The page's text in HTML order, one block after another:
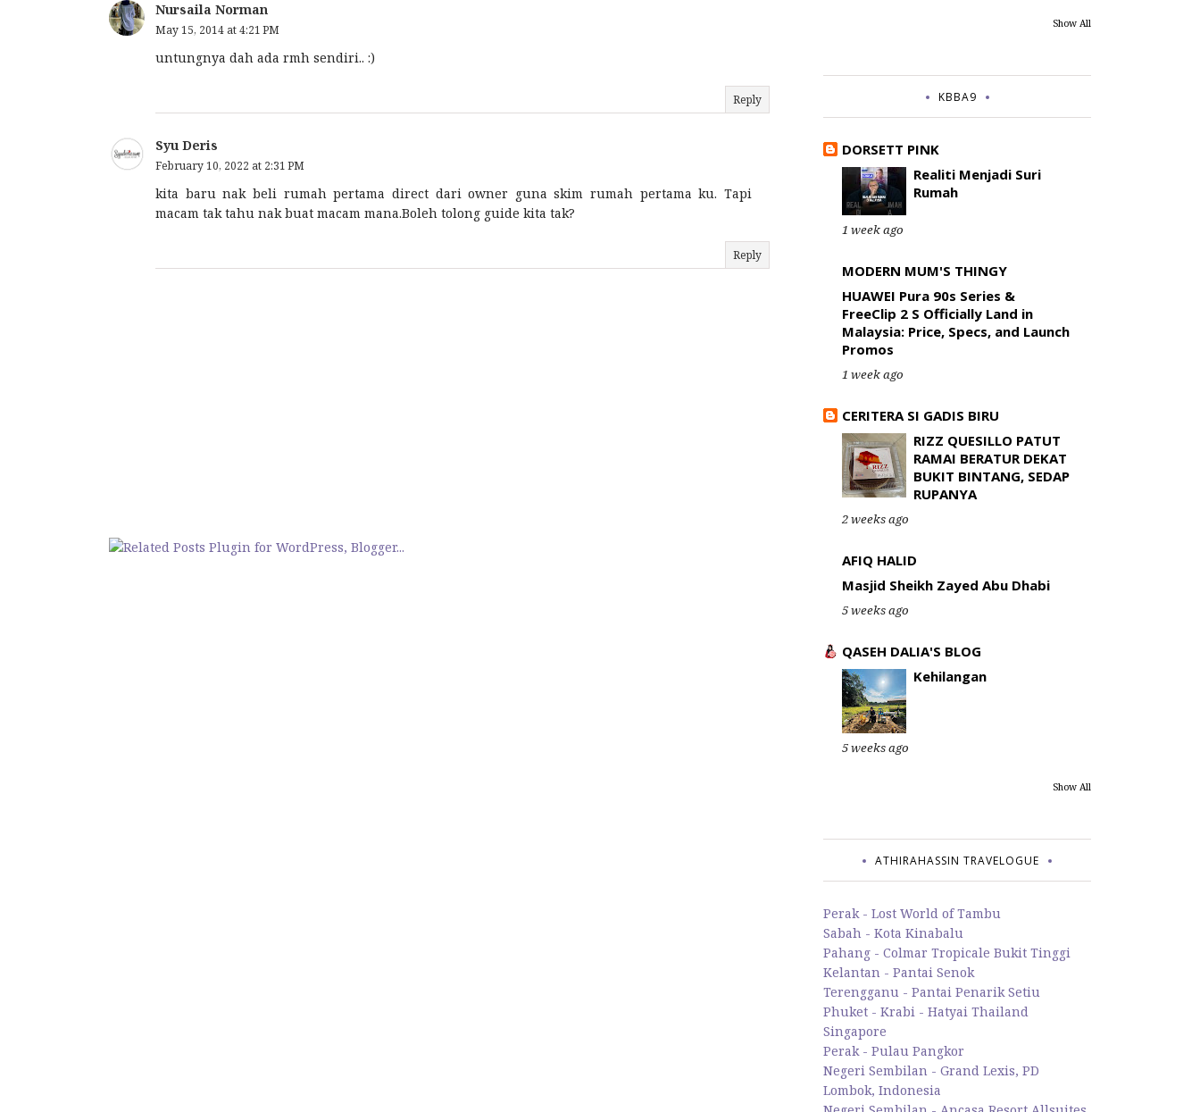
Nursaila Norman
May 15, 2014 at 4:21 PM
untungnya dah ada rmh sendiri.. :)
Reply
Syu Deris
February 10, 2022 at 2:31 PM
kita baru nak beli rumah pertama direct dari owner guna skim rumah pertama ku. Tapi
macam tak tahu nak buat macam mana.Boleh tolong guide kita tak?
Reply
Show All
KBBA9
DORSETT PINK
Realiti Menjadi Suri
Rumah
1 week ago
MODERN MUM'S THINGY
HUAWEI Pura 90s Series &
FreeClip 2 S Officially Land in
Malaysia: Price, Specs, and Launch
Promos
1 week ago
CERITERA SI GADIS BIRU
RIZZ QUESILLO PATUT
RAMAI BERATUR DEKAT
BUKIT BINTANG, SEDAP
RUPANYA
2 weeks ago
AFIQ HALID
Masjid Sheikh Zayed Abu Dhabi
5 weeks ago
QASEH DALIA'S BLOG
Kehilangan
5 weeks ago
Show All
ATHIRAHASSIN TRAVELOGUE
Perak - Lost World of Tambu
Sabah - Kota Kinabalu
Pahang - Colmar Tropicale Bukit Tinggi
Kelantan - Pantai Senok
Terengganu - Pantai Penarik Setiu
Phuket - Krabi - Hatyai Thailand
Singapore
Perak - Pulau Pangkor
Negeri Sembilan - Grand Lexis, PD
Lombok, Indonesia